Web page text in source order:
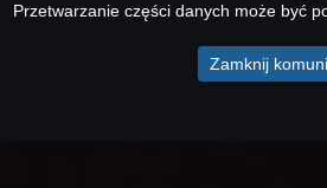
Przetwarzanie części danych może być
Zamknij